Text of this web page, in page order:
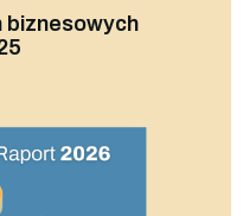
biznesowych